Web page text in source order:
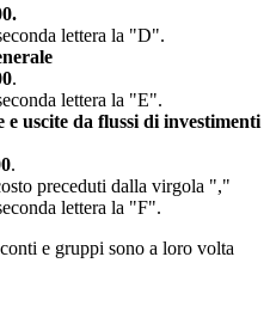
lettera la "D".
.
lettera la "E".
uscite da flussi di investimenti
.
preceduti dalla virgola ","
lettera la "F".
e gruppi sono a loro volta